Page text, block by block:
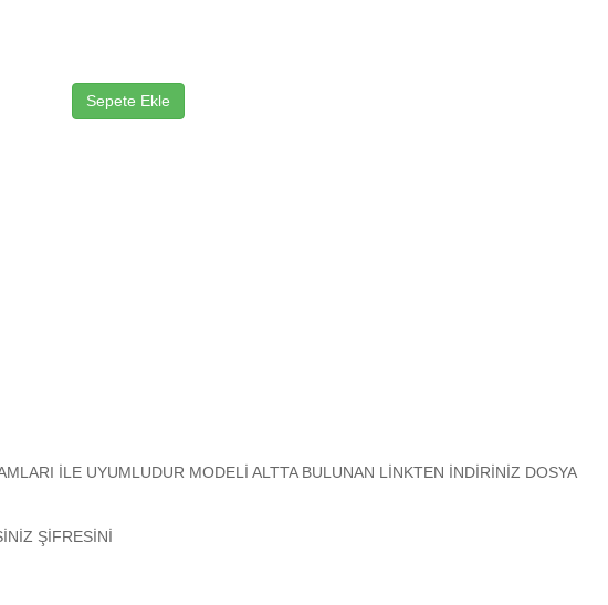
Sepete Ekle
İLE UYUMLUDUR MODELİ ALTTA BULUNAN LİNKTEN İNDİRİNİZ DOSYA
ŞİFRESİNİ